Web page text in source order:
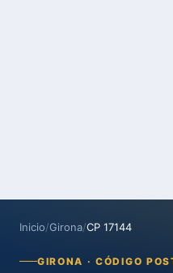
Inicio/Girona/CP 17144
GIRONA · CÓDIGO